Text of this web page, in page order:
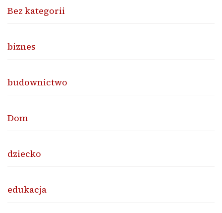
Bez kategorii
biznes
budownictwo
Dom
dziecko
edukacja